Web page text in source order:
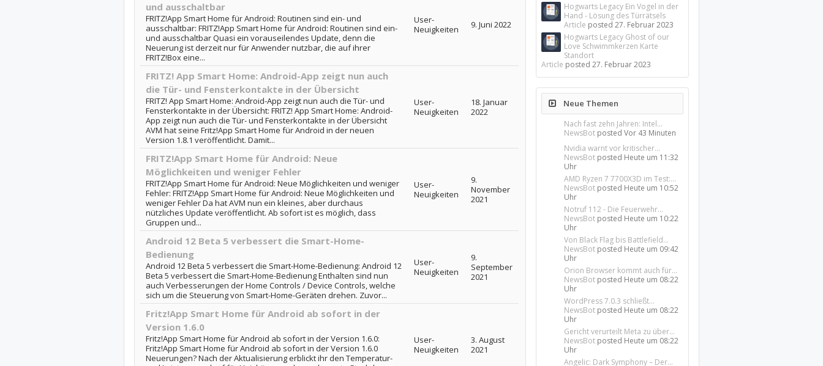
und ausschaltbar
FRITZ!App Smart Home für Android: Routinen sind ein- und
ausschaltbar: FRITZ!App Smart Home für Android: Routinen sind ein-
und ausschaltbar Quasi ein vorauseilendes Update, denn die
Neuerung ist derzeit nur für Anwender nutzbar, die auf ihrer
FRITZ!Box eine...
User-
Neuigkeiten
9. Juni 2022
FRITZ! App Smart Home: Android-App zeigt nun auch
die Tür- und Fensterkontakte in der Übersicht
FRITZ! App Smart Home: Android-App zeigt nun auch die Tür- und
Fensterkontakte in der Übersicht: FRITZ! App Smart Home: Android-
App zeigt nun auch die Tür- und Fensterkontakte in der Übersicht
AVM hat seine Fritz!App Smart Home für Android in der neuen
Version 1.8.1 veröffentlicht. Damit...
User-
Neuigkeiten
18. Januar
2022
FRITZ!App Smart Home für Android: Neue
Möglichkeiten und weniger Fehler
FRITZ!App Smart Home für Android: Neue Möglichkeiten und weniger
Fehler: FRITZ!App Smart Home für Android: Neue Möglichkeiten und
weniger Fehler Da hat AVM nun ein kleines, aber durchaus
nützliches Update veröffentlicht. Ab sofort ist es möglich, dass
Gruppen und...
User-
Neuigkeiten
9.
November
2021
Android 12 Beta 5 verbessert die Smart-Home-
Bedienung
Android 12 Beta 5 verbessert die Smart-Home-Bedienung: Android 12
Beta 5 verbessert die Smart-Home-Bedienung Enthalten sind nun
auch Verbesserungen der Home Controls / Device Controls, welche
sich um die Steuerung von Smart-Home-Geräten drehen. Zuvor...
User-
Neuigkeiten
9.
September
2021
Fritz!App Smart Home für Android ab sofort in der
Version 1.6.0
Fritz!App Smart Home für Android ab sofort in der Version 1.6.0:
Fritz!App Smart Home für Android ab sofort in der Version 1.6.0
Neuerungen? Nach der Aktualisierung erblickt ihr den Temperatur-
User-
Neuigkeiten
3. August
2021
Hogwarts Legacy Ein Vogel in der
Hand - Lösung des Türrätsels
Article posted27. Februar 2023
Hogwarts Legacy Ghost of our
Love Schwimmkerzen Karte
Standort
Article posted27. Februar 2023
Neue Themen
Nach fast zehn Jahren: Intel...
NewsBot postedVor 43 Minuten
Nvidia warnt vor kritischer...
NewsBot posted Heute um 11:32
Uhr
AMD Ryzen 7 7700X3D im Test:...
NewsBot posted Heute um 10:52
Uhr
Notruf 112 - Die Feuerwehr...
NewsBot posted Heute um 10:22
Uhr
Von Black Flag bis Battlefield...
NewsBot posted Heute um 09:42
Uhr
Orion Browser kommt auch für...
NewsBot posted Heute um 08:22
Uhr
WordPress 7.0.3 schließt...
NewsBot posted Heute um 08:22
Uhr
Gericht verurteilt Meta zu über...
NewsBot posted Heute um 08:22
Uhr
Angelic: Dark Symphony – Der...